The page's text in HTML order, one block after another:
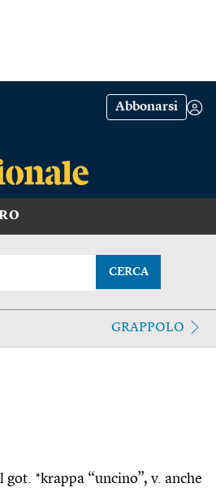
Abbonarsi
CERCA
GRAPPOLO
got. *krappa “uncino”, v. anche